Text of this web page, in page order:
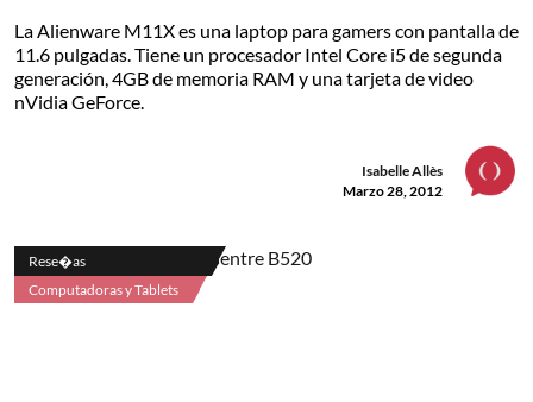
La Alienware M11X es una laptop para gamers con pantalla de
11.6 pulgadas. Tiene un procesador Intel Core i5 de segunda
generación, 4GB de memoria RAM y una tarjeta de video
nVidia GeForce.
Isabelle Allès
Marzo 28, 2012
Rese�as
Computadoras y Tablets